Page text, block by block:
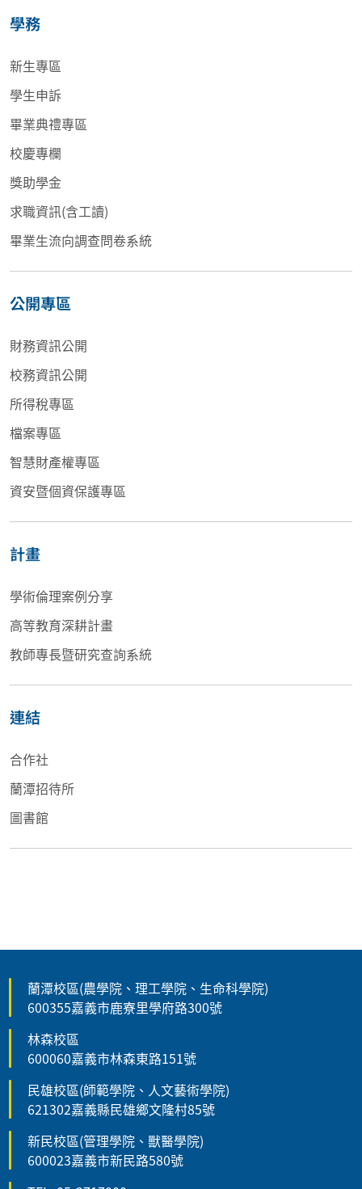
學務
新生專區
學生申訴
畢業典禮專區
校慶專欄
獎助學金
求職資訊(含工讀)
畢業生流向調查問卷系統
公開專區
財務資訊公開
校務資訊公開
所得稅專區
檔案專區
智慧財產權專區
資安暨個資保護專區
計畫
學術倫理案例分享
高等教育深耕計畫
教師專長暨研究查詢系統
連結
合作社
蘭潭招待所
圖書館
蘭潭校區(農學院、理工學院、生命科學院)
600355嘉義市鹿寮里學府路300號
林森校區
600060嘉義市林森東路151號
民雄校區(師範學院、人文藝術學院)
621302嘉義縣民雄鄉文隆村85號
新民校區(管理學院、獸醫學院)
600023嘉義市新民路580號